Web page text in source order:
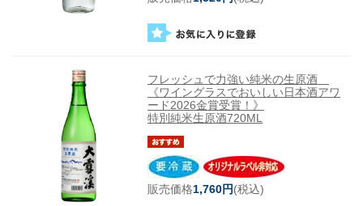
フレッシュで力強い純米の生原酒
《ワイングラスでおいしい日本酒アワ
ード2026金賞受賞！》
特別純米生原酒720ML
販売価格1,760円(税込)